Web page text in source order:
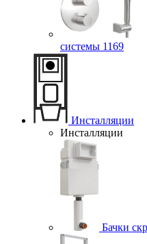
системы 1169
Инсталляции
Инсталляции
Бачки